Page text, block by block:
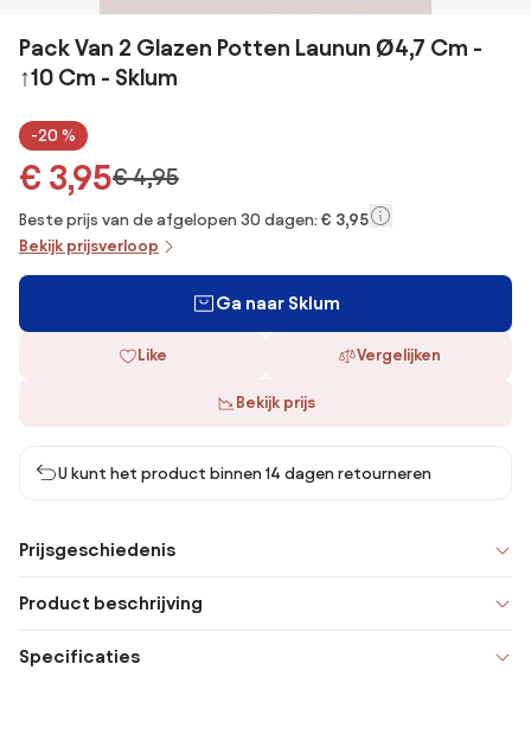
Pack Van 2 Glazen Potten Launun Ø4,7 Cm -
↑10 Cm - Sklum
-20 %
€ 3,95€ 4,95
Beste prijs van de afgelopen 30 dagen: € 3,95
Bekijk prijsverloop
Ga naar Sklum
Like Vergelijken
Bekijk prijs
U kunt het product binnen 14 dagen retourneren
Prijsgeschiedenis
Product beschrijving
Specificaties